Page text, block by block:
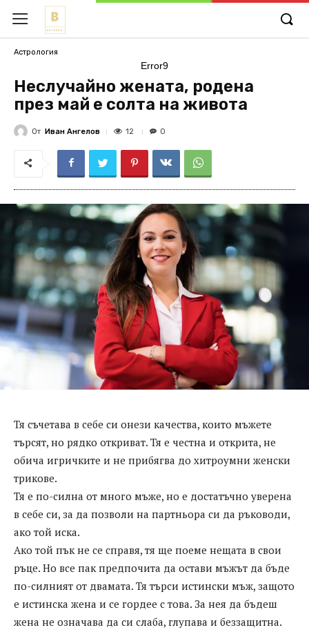
Астрология
Error9
Неслучайно жената, родена
през май е солта на живота
От Иван Ангелов 12 0
Тя съчетава в себе си онези качества, които мъжете
търсят, но рядко откриват. Тя е честна и открита, не
обича игричките и не прибягва до хитроумни женски
трикове.
Тя е по-силна от много мъже, но е достатъчно уверена
в себе си, за да позволи на партньора си да ръководи,
ако той иска.
Ако той пък не се справя, тя ще поеме нещата в свои
ръце. Но все пак предпочита да остави мъжът да бъде
по-силният от двамата. Тя търси истински мъж, защото
е истинска жена и се гордее с това. За нея да бъдеш
жена не означава да си слаба, глупава и беззащитна.